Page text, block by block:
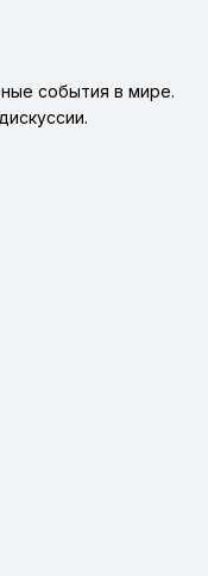
события в мире.